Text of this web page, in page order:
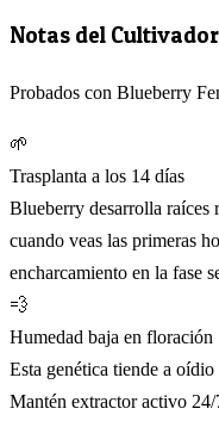
Notas del Cultivador
Probados con Blueberry
🌱
Trasplanta a los 14 días
Blueberry desarrolla raíces
cuando veas las primeras
encharcamiento en la fase
💨
Humedad baja en floración
Esta genética tiende a
Mantén extractor activo